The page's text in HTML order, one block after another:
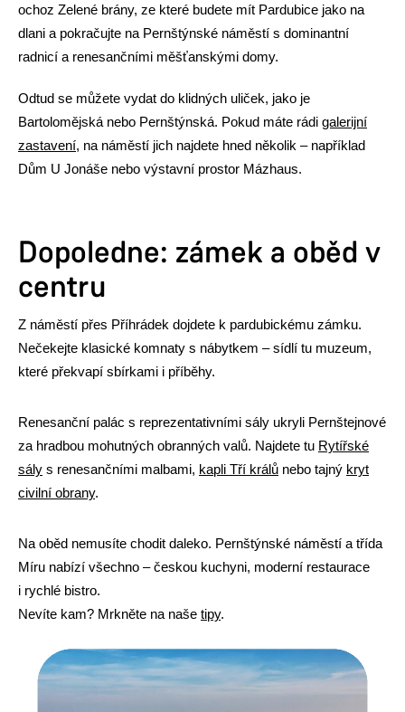
ochoz Zelené brány, ze které budete mít Pardubice jako na
dlani a pokračujte na Pernštýnské náměstí s dominantní
radnicí a renesančními měšťanskými domy.
Odtud se můžete vydat do klidných uliček, jako je
Bartolomějská nebo Pernštýnská. Pokud máte rádi galerijní
zastavení, na náměstí jich najdete hned několik – například
Dům U Jonáše nebo výstavní prostor Mázhaus.
Dopoledne: zámek a oběd v
centru
Z náměstí přes Příhrádek dojdete k pardubickému zámku.
Nečekejte klasické komnaty s nábytkem – sídlí tu muzeum,
které překvapí sbírkami i příběhy.
Renesanční palác s reprezentativními sály ukryli Pernštejnové
za hradbou mohutných obranných valů. Najdete tu Rytířské
sály s renesančními malbami, kapli Tří králů nebo tajný kryt
civilní obrany.
Na oběd nemusíte chodit daleko. Pernštýnské náměstí a třída
Míru nabízí všechno – českou kuchyni, moderní restaurace
i rychlé bistro.
Nevíte kam? Mrkněte na naše tipy.